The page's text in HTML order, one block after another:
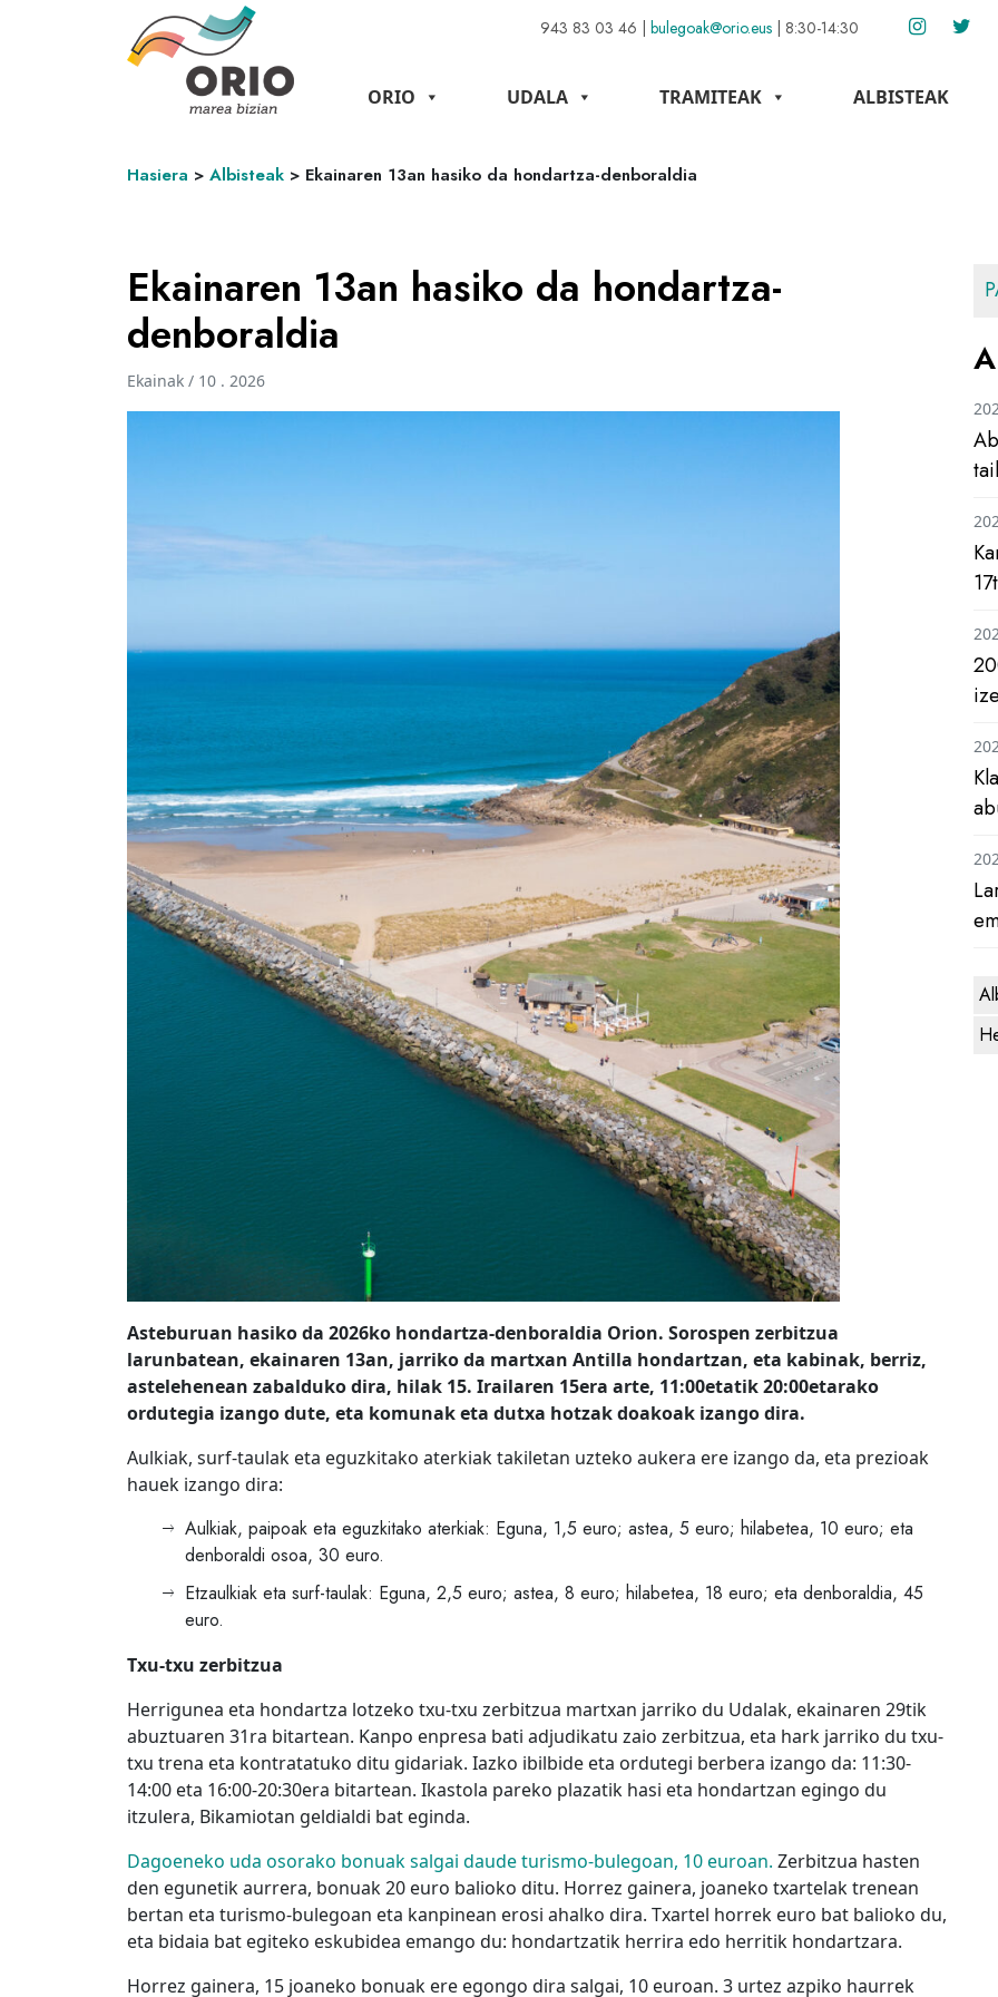
943 83 03 46 | bulegoak@orio.eus | 8:30-14:30
ORIO UDALA TRAMITEAK ALBISTEAK
Hasiera > Albisteak > Ekainaren 13an hasiko da hondartza-denboraldia
Ekainaren 13an hasiko da hondartza-
denboraldia
Ekainak / 10 . 2026
Asteburuan hasiko da 2026ko hondartza-denboraldia Orion. Sorospen zerbitzua
larunbatean, ekainaren 13an, jarriko da martxan Antilla hondartzan, eta kabinak, berriz,
astelehenean zabalduko dira, hilak 15. Irailaren 15era arte, 11:00etatik 20:00etarako
ordutegia izango dute, eta komunak eta dutxa hotzak doakoak izango dira.
Aulkiak, surf-taulak eta eguzkitako aterkiak takiletan uzteko aukera ere izango da, eta prezioak
hauek izango dira:
Aulkiak, paipoak eta eguzkitako aterkiak: Eguna, 1,5 euro; astea, 5 euro; hilabetea, 10 euro; eta
denboraldi osoa, 30 euro.
Etzaulkiak eta surf-taulak: Eguna, 2,5 euro; astea, 8 euro; hilabetea, 18 euro; eta denboraldia, 45
euro.
Txu-txu zerbitzua
Herrigunea eta hondartza lotzeko txu-txu zerbitzua martxan jarriko du Udalak, ekainaren 29tik
abuztuaren 31ra bitartean. Kanpo enpresa bati adjudikatu zaio zerbitzua, eta hark jarriko du txu-
txu trena eta kontratatuko ditu gidariak. Iazko ibilbide eta ordutegi berbera izango da: 11:30-
14:00 eta 16:00-20:30era bitartean. Ikastola pareko plazatik hasi eta hondartzan egingo du
itzulera, Bikamiotan geldialdi bat eginda.
Dagoeneko uda osorako bonuak salgai daude turismo-bulegoan, 10 euroan. Zerbitzua hasten
den egunetik aurrera, bonuak 20 euro balioko ditu. Horrez gainera, joaneko txartelak trenean
bertan eta turismo-bulegoan eta kanpinean erosi ahalko dira. Txartel horrek euro bat balioko du,
eta bidaia bat egiteko eskubidea emango du: hondartzatik herrira edo herritik hondartzara.
Horrez gainera, 15 joaneko bonuak ere egongo dira salgai, 10 euroan. 3 urtez azpiko haurrek